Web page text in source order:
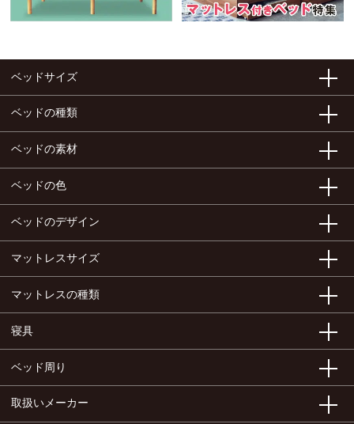
ベッドサイズ
ベッドの種類
ベッドの素材
ベッドの色
ベッドのデザイン
マットレスサイズ
マットレスの種類
寝具
ベッド周り
取扱いメーカー